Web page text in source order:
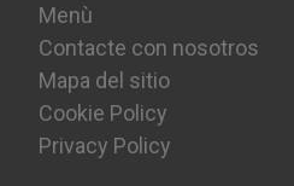
Menù
Contacte con nosotros
Mapa del sitio
Cookie Policy
Privacy Policy